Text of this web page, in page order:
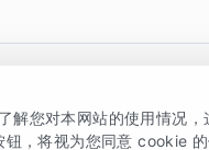
公司SDK相关说明 京ICP备
解您对本网站的使用情况
钮，将视为您同意 cookie 的